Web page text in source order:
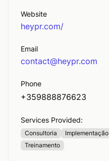
Website
heypr.com/
Email
contact@heypr.com
Phone
+359888876623
Services Provided:
Consultoria Implementação
Treinamento